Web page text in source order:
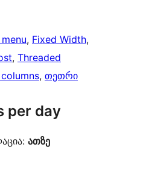
, Fixed Width
, Threaded
, თეთრი
per day
ათზე